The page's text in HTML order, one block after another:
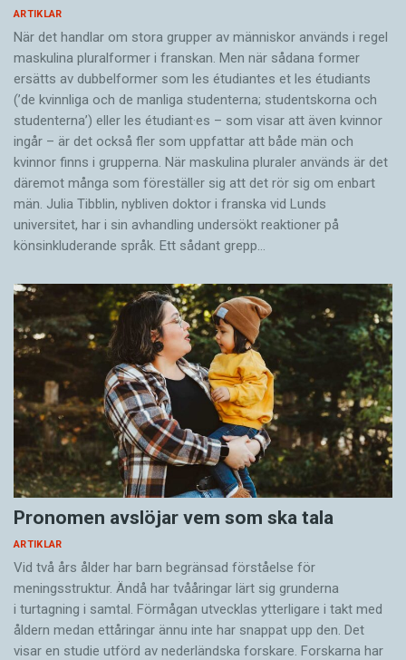
ARTIKLAR
När det handlar om stora grupper av människor används i regel
maskulina pluralformer i franskan. Men när sådana ­former
ersätts av dubbel­former som les étudiantes et les étudiants
(’de kvinnliga och de manliga studenterna; studentskorna och
studenterna’) eller les étudiant·es – som visar att även kvinnor
ingår – är det också fler som uppfattar att både män och
kvinnor finns i grupperna. När maskulina pluraler används är det
där­emot många som föreställer sig att det rör sig om enbart
män. Julia Tibblin, nybliven doktor i franska vid Lunds
universitet, har i sin avhandling undersökt reaktioner på
könsinkluderande språk. Ett sådant grepp…
Pronomen avslöjar vem som ska tala
ARTIKLAR
Vid två års ålder har barn begränsad förståelse för
meningsstruktur. Ändå har tvååringar lärt sig grunderna
i turtagning i samtal. Förmågan utvecklas ytterligare i takt med
åldern medan ettåringar ännu inte har snappat upp den. Det
visar en studie utförd av nederländska forskare. Forskarna har